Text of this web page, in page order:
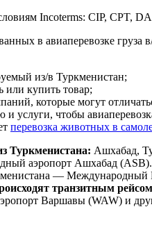
Incoterms: CIP, CPT,
в авиаперевозке груза
из/в Туркменистан;
или купить товар;
которые могут
чтобы
перевозка животных в
Туркменистана: Ашхабад,
аэропорт Ашхабад (ASB).
—
транзитным
Варшавы (WAW) и